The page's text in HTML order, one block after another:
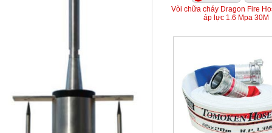
Vòi chữa cháy Dragon Fire
áp lực 1.6 Mpa 30M